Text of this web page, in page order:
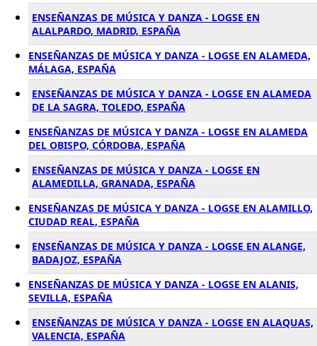
ENSEÑANZAS DE MÚSICA Y DANZA - LOGSE EN
ALALPARDO, MADRID, ESPAÑA
ENSEÑANZAS DE MÚSICA Y DANZA - LOGSE EN ALAMEDA,
MÁLAGA, ESPAÑA
ENSEÑANZAS DE MÚSICA Y DANZA - LOGSE EN ALAMEDA
DE LA SAGRA, TOLEDO, ESPAÑA
ENSEÑANZAS DE MÚSICA Y DANZA - LOGSE EN ALAMEDA
DEL OBISPO, CÓRDOBA, ESPAÑA
ENSEÑANZAS DE MÚSICA Y DANZA - LOGSE EN
ALAMEDILLA, GRANADA, ESPAÑA
ENSEÑANZAS DE MÚSICA Y DANZA - LOGSE EN ALAMILLO,
CIUDAD REAL, ESPAÑA
ENSEÑANZAS DE MÚSICA Y DANZA - LOGSE EN ALANGE,
BADAJOZ, ESPAÑA
ENSEÑANZAS DE MÚSICA Y DANZA - LOGSE EN ALANIS,
SEVILLA, ESPAÑA
ENSEÑANZAS DE MÚSICA Y DANZA - LOGSE EN ALAQUAS,
VALENCIA, ESPAÑA